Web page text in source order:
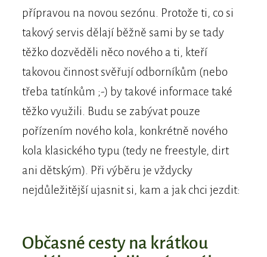
přípravou na novou sezónu. Protože ti, co si
takový servis dělají běžně sami by se tady
těžko dozvěděli něco nového a ti, kteří
takovou činnost svěřují odborníkům (nebo
třeba tatínkům ;-) by takové informace také
těžko využili. Budu se zabývat pouze
pořízením nového kola, konkrétně nového
kola klasického typu (tedy ne freestyle, dirt
ani dětským). Při výběru je vždycky
nejdůležitější ujasnit si, kam a jak chci jezdit:
Občasné cesty na krátkou